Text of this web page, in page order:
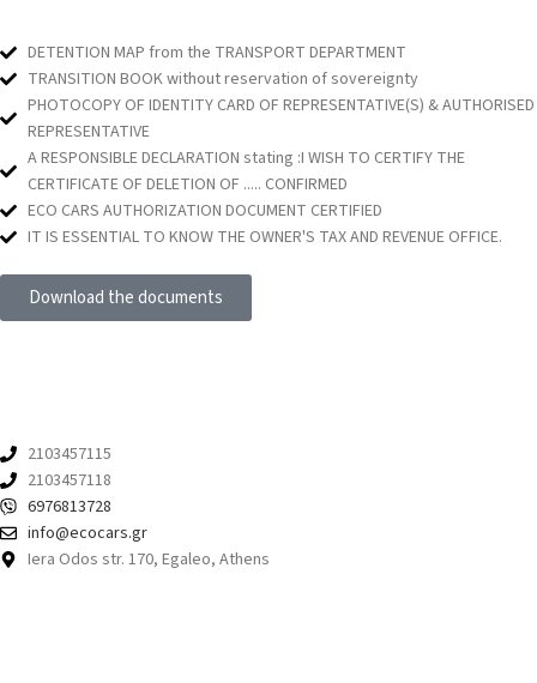
DETENTION MAP from the TRANSPORT DEPARTMENT
TRANSITION BOOK without reservation of sovereignty
PHOTOCOPY OF IDENTITY CARD OF REPRESENTATIVE(S) & AUTHORISED
REPRESENTATIVE
A RESPONSIBLE DECLARATION stating :I WISH TO CERTIFY THE
CERTIFICATE OF DELETION OF ..... CONFIRMED
ECO CARS AUTHORIZATION DOCUMENT CERTIFIED
IT IS ESSENTIAL TO KNOW THE OWNER'S TAX AND REVENUE OFFICE.
Download the documents
2103457115
2103457118
6976813728
info@ecocars.gr
Iera Odos str. 170, Egaleo, Athens